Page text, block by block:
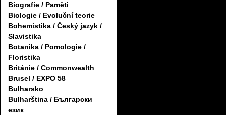
Biografie / Paměti
Biologie / Evoluční teorie
Bohemistika / Český jazyk /
Slavistika
Botanika / Pomologie /
Floristika
Británie / Commonwealth
Brusel / EXPO 58
Bulharsko
Bulharština / Български
език